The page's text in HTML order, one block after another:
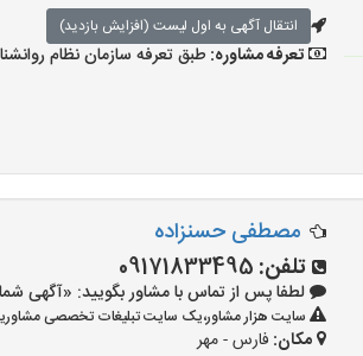
انتقال آگهی به اول لیست (افزایش بازدید)
تعرفه مشاوره: طبق تعرفه سازمان نظام روانشناسی،45 دقیقه 503
مصطفی حسنزاده
تلفن: 09171833495
لطفا پس از تماس با مشاور بگویید: «آگهی شما را در
سایت هزار مشاور،یک سایت تبلیغات تخصصی
مکان: فارس - مهر